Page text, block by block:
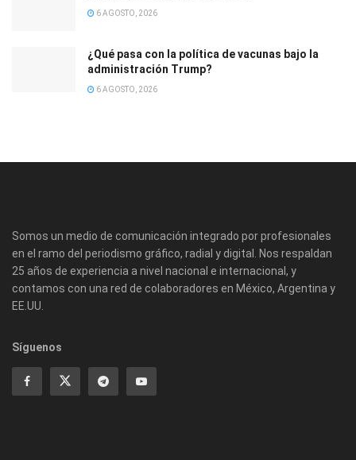
6 AGOSTO, 2026
¿Qué pasa con la política de vacunas bajo la
administración Trump?
6 AGOSTO, 2026
Somos un medio de comunicación integrado por profesionales
en el ramo del periodismo gráfico, radial y digital. Nos respaldan
25 años de experiencia a nivel nacional e internacional, y
contamos con una red de colaboradores en México, Argentina y
EE.UU.
Síguenos